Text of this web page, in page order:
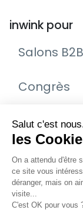
inwink pour
Salons
Congrès
Remise de
Journée